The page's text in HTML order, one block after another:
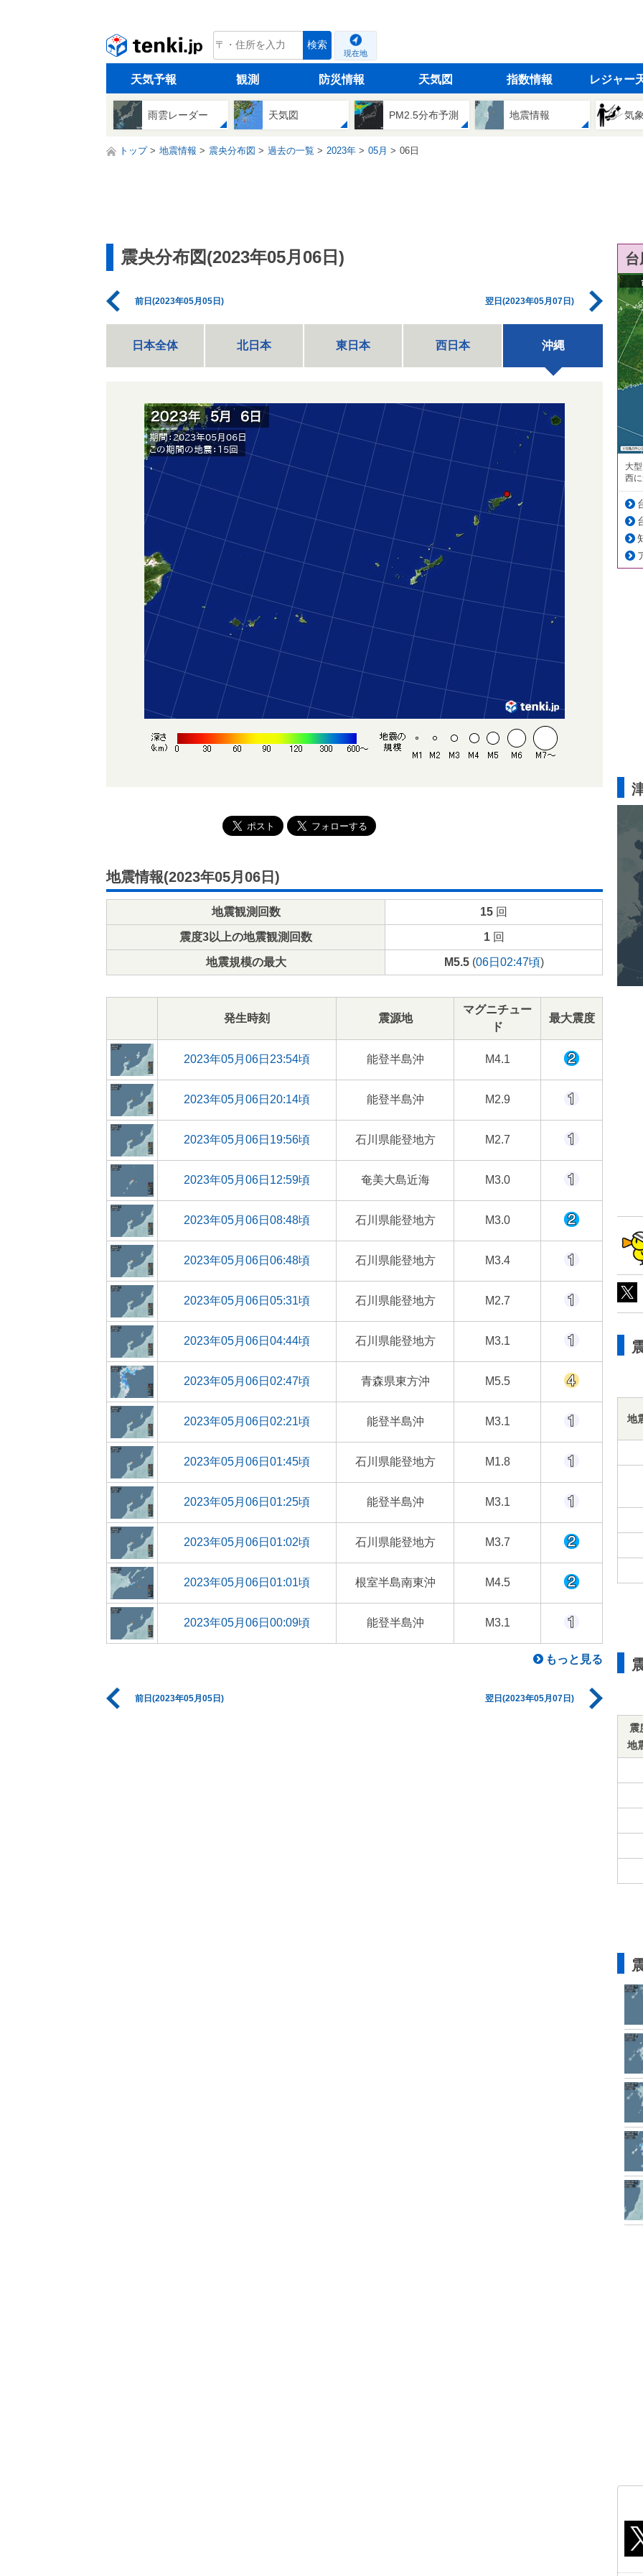
tenki.jp 検索
現在地
天気予報 観測 防災情報 天気図 指数情報 レジャー
雨雲レーダー 天気図 PM2.5分布予測 地震情報 気
トップ 地震情報 震央分布図 過去の一覧 2023年 05月 06日
震央分布図(2023年05月06日)
前日(2023年05月05日) 翌日(2023年05月07日)
日本全体 北日本 東日本 西日本 沖縄
地震情報(2023年05月06日)
地震観測回数 15 回
震度3以上の地震観測回数 1回
地震規模の最大 M5.5(06日02:47頃)
発生時刻 震源地
マグニチュー
ド
最大震度
2023年05月06日23:54頃 能登半島沖 M4.1
2023年05月06日20:14頃 能登半島沖 M2.9
2023年05月06日19:56頃 石川県能登地方 M2.7
2023年05月06日12:59頃 奄美大島近海 M3.0
2023年05月06日08:48頃 石川県能登地方 M3.0
2023年05月06日06:48頃 石川県能登地方 M3.4
2023年05月06日05:31頃 石川県能登地方 M2.7
2023年05月06日04:44頃 石川県能登地方 M3.1
2023年05月06日02:47頃 青森県東方沖 M5.5
2023年05月06日02:21頃 能登半島沖 M3.1
2023年05月06日01:45頃 石川県能登地方 M1.8
2023年05月06日01:25頃 能登半島沖 M3.1
2023年05月06日01:02頃 石川県能登地方 M3.7
2023年05月06日01:01頃 根室半島南東沖 M4.5
2023年05月06日00:09頃 能登半島沖 M3.1
もっと見る
前日(2023年05月05日) 翌日(2023年05月07日)
大
西
地
震
地